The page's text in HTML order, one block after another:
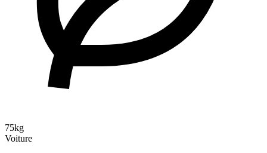
75kg
Voiture